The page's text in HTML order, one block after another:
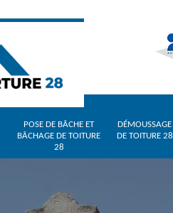
POSE DE BÂCHE ET
BÂCHAGE DE TOITURE
28
DÉMOUSSAGE
DE TOITURE 28